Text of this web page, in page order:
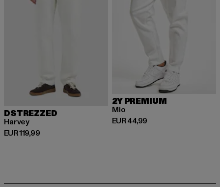
DSTREZZED
Harvey
EUR 119,99
Huidige prijs: EUR 119,99
2Y PREMIUM
Mio
EUR 44,99
Huidige prijs: EUR 44,99